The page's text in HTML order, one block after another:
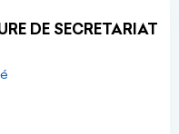
DE SECRETARIAT